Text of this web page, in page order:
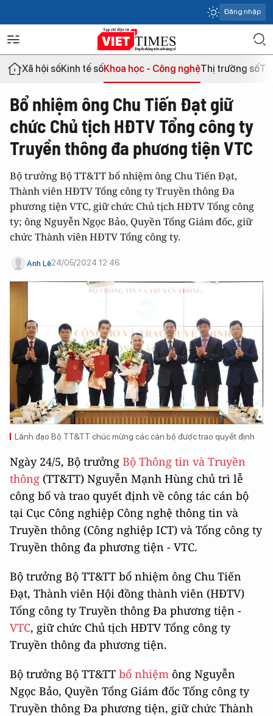
Đăng nhập
Xã hội sốKinh tế sốKhoa học - Công nghệThị trường số
Bổ nhiệm ông Chu Tiến Đạt giữ
chức Chủ tịch HĐTV Tổng công ty
Truyền thông đa phương tiện VTC
Bộ trưởng Bộ TT&TT bổ nhiệm ông Chu Tiến Đạt,
Thành viên HĐTV Tổng công ty Truyền thông Đa
phương tiện VTC, giữ chức Chủ tịch HĐTV Tổng công
ty; ông Nguyễn Ngọc Bảo, Quyền Tổng Giám đốc, giữ
chức Thành viên HĐTV Tổng công ty.
Anh Lê24/05/2024 12:46
Lãnh đạo Bộ TT&TT chúc mừng các cán bộ được trao quyết định
Ngày 24/5, Bộ trưởng Bộ Thông tin và Truyền
thông (TT&TT) Nguyễn Mạnh Hùng chủ trì lễ
công bố và trao quyết định về công tác cán bộ
tại Cục Công nghiệp Công nghệ thông tin và
Truyền thông (Công nghiệp ICT) và Tổng công ty
Truyền thông đa phương tiện - VTC.
Bộ trưởng Bộ TT&TT bổ nhiệm ông Chu Tiến
Đạt, Thành viên Hội đồng thành viên (HĐTV)
Tổng công ty Truyền thông Đa phương tiện -
VTC, giữ chức Chủ tịch HĐTV Tổng công ty
Truyền thông đa phương tiện.
Bộ trưởng Bộ TT&TT bổ nhiệm ông Nguyễn
Ngọc Bảo, Quyền Tổng Giám đốc Tổng công ty
Truyền thông Đa phương tiện, giữ chức Thành